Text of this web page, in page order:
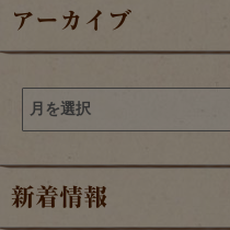
アーカイブ
新着情報